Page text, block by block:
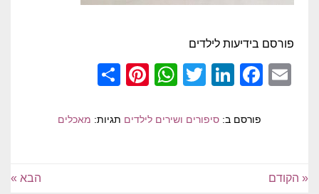
פורסם בידיעות לילדים
Email
Facebook
LinkedIn
Twitter
WhatsApp
Pinterest
פורסם ב: סיפורים ושירים לילדים תגיות: מאכלים
« הקודם הבא »